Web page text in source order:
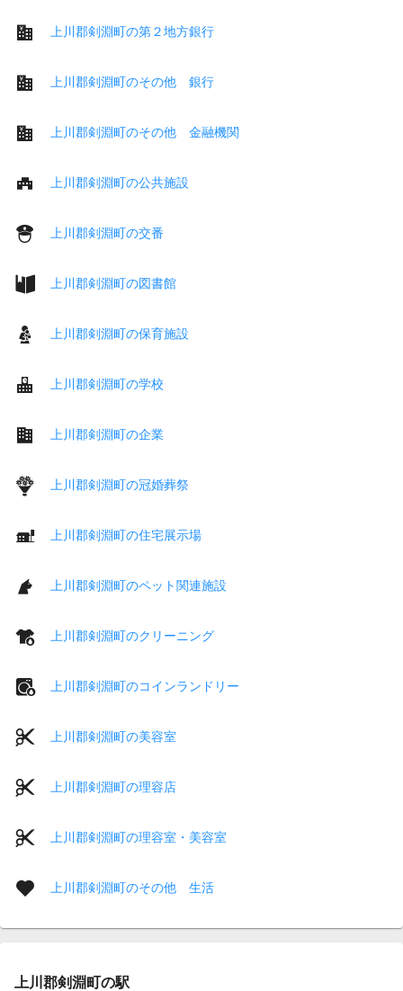
上川郡剣淵町の第２地方銀行
上川郡剣淵町のその他 銀行
上川郡剣淵町のその他 金融機関
上川郡剣淵町の公共施設
上川郡剣淵町の交番
上川郡剣淵町の図書館
上川郡剣淵町の保育施設
上川郡剣淵町の学校
上川郡剣淵町の企業
上川郡剣淵町の冠婚葬祭
上川郡剣淵町の住宅展示場
上川郡剣淵町のペット関連施設
上川郡剣淵町のクリーニング
上川郡剣淵町のコインランドリー
上川郡剣淵町の美容室
上川郡剣淵町の理容店
上川郡剣淵町の理容室・美容室
上川郡剣淵町のその他 生活
上川郡剣淵町の駅